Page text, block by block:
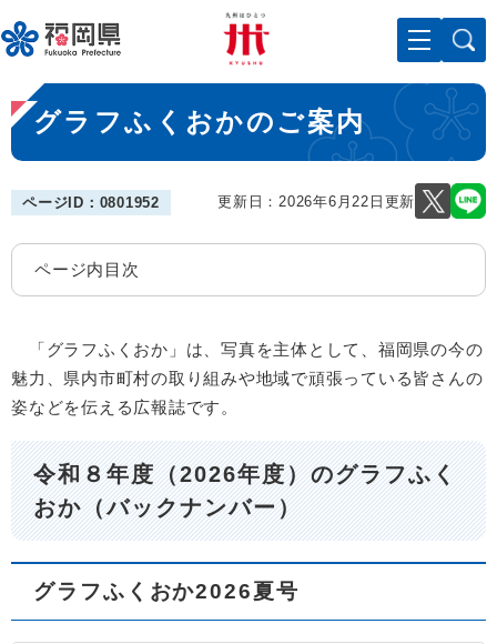
ー
ジ
先
頭
で
メニューを飛ばして本文へ
本
文
グラフふくおかのご案内
ページID：0801952 更新日：2026年6月22日更新
ページ内目次
「グラフふくおか」は、写真を主体として、福岡県の今の
魅力、県内市町村の取り組みや地域で頑張っている皆さんの
姿などを伝える広報誌です。
令和８年度（2026年度）のグラフふく
おか（バックナンバー）
グラフふくおか2026夏号